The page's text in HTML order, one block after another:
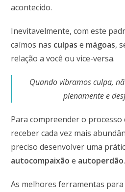
acontecido.
Inevitavelmente, com este
caímos nas culpas e mágoas,
relação a você ou vice-versa.
Quando vibramos culpa,
plenamente e
Para compreender o processo
receber cada vez mais
preciso desenvolver uma
autocompaixão e autoperdão.
As melhores ferramentas